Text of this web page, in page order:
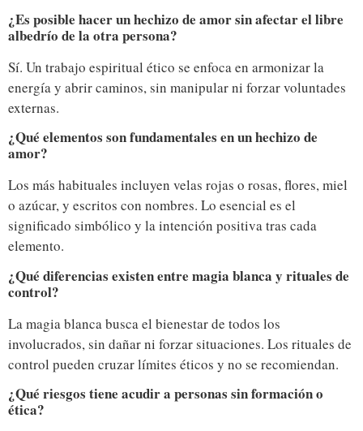
¿Es posible hacer un hechizo de amor sin afectar el libre
albedrío de la otra persona?
Sí. Un trabajo espiritual ético se enfoca en armonizar la
energía y abrir caminos, sin manipular ni forzar voluntades
externas.
¿Qué elementos son fundamentales en un hechizo de
amor?
Los más habituales incluyen velas rojas o rosas, flores, miel
o azúcar, y escritos con nombres. Lo esencial es el
significado simbólico y la intención positiva tras cada
elemento.
¿Qué diferencias existen entre magia blanca y rituales de
control?
La magia blanca busca el bienestar de todos los
involucrados, sin dañar ni forzar situaciones. Los rituales de
control pueden cruzar límites éticos y no se recomiendan.
¿Qué riesgos tiene acudir a personas sin formación o
ética?